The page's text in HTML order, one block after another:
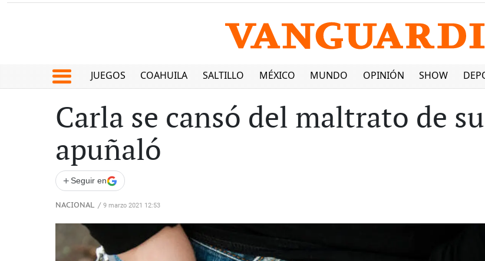
JUEGOS COAHUILA SALTILLO MÉXICO MUNDO OPINIÓN SHOW
Carla se cansó del maltrato de
apuñaló
+ Seguir en
NACIONAL / 9 marzo 2021 12:53